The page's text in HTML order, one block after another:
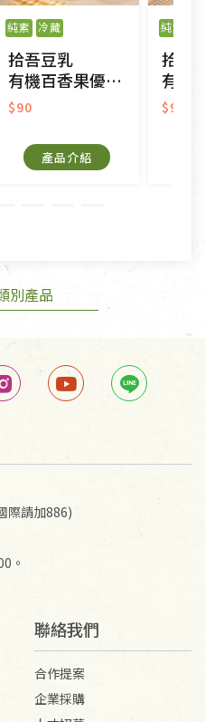
適合退換之商品：如
，若產品瑕疵無法讀取僅
後水洗或污損者。
子、口罩等私人消耗性產
用品除商品本身有瑕疵
理例外情事適用準
純素 冷藏
拾吾豆乳
有機百香果優酪豆乳
$90
產品介紹
純素
拾吾
有機轉型
$90
別產品
際請加886)
。
聯絡我們
合作提案
企業採購